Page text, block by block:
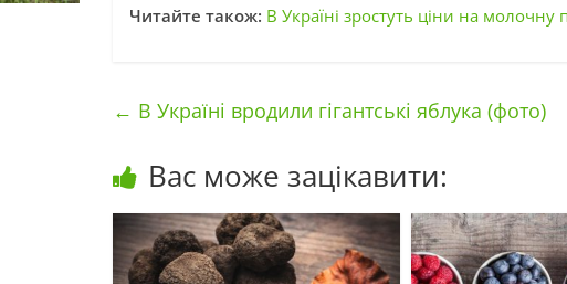
Читайте також: В Україні зростуть ціни на молочну
← В Україні вродили гігантські яблука (фото)
Вас може зацікавити: